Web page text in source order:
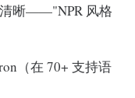
晰——"NPR 风格
（在 70+ 支持语